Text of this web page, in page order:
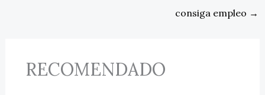
consiga empleo →
RECOMENDADO